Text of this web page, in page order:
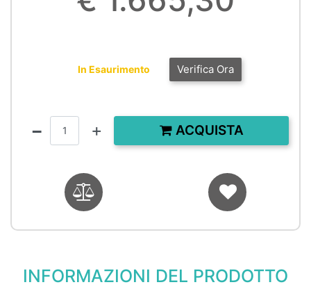
Verifica Ora
In Esaurimento
QuantitàACQUISTA
INFORMAZIONI DEL PRODOTTO